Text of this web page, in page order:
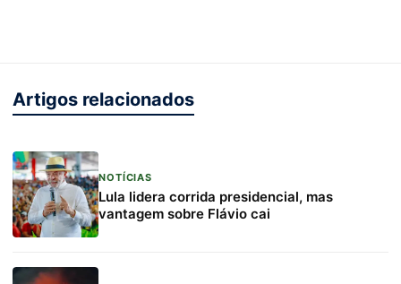
Artigos relacionados
NOTÍCIAS
Lula lidera corrida presidencial, mas
vantagem sobre Flávio cai